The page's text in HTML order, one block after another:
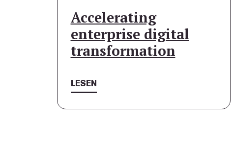
Accelerating
enterprise digital
transformation
LESEN